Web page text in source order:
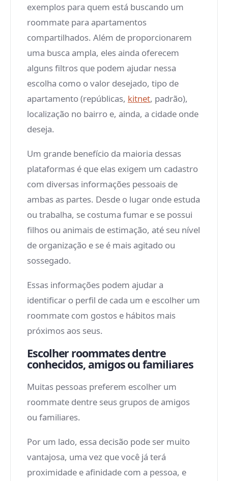
exemplos para quem está buscando um
roommate para apartamentos
compartilhados. Além de proporcionarem
uma busca ampla, eles ainda oferecem
alguns filtros que podem ajudar nessa
escolha como o valor desejado, tipo de
apartamento (repúblicas, kitnet, padrão),
localização no bairro e, ainda, a cidade onde
deseja.
Um grande benefício da maioria dessas
plataformas é que elas exigem um cadastro
com diversas informações pessoais de
ambas as partes. Desde o lugar onde estuda
ou trabalha, se costuma fumar e se possui
filhos ou animais de estimação, até seu nível
de organização e se é mais agitado ou
sossegado.
Essas informações podem ajudar a
identificar o perfil de cada um e escolher um
roommate com gostos e hábitos mais
próximos aos seus.
Escolher roommates dentre
conhecidos, amigos ou familiares
Muitas pessoas preferem escolher um
roommate dentre seus grupos de amigos
ou familiares.
Por um lado, essa decisão pode ser muito
vantajosa, uma vez que você já terá
proximidade e afinidade com a pessoa, e